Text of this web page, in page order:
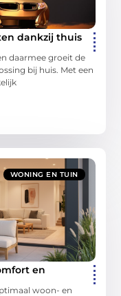
dankzij thuis
daarmee groeit de
bij huis. Met een
WONING EN TUIN
en
woon- en